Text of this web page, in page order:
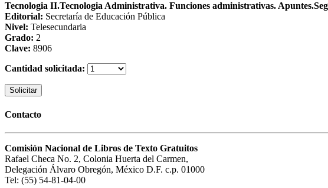
Tecnologia II.Tecnologia Administrativa. Funciones administrativas.
Editorial: Secretaría de Educación Pública
Nivel: Telesecundaria
Grado: 2
Clave: 8906
Cantidad solicitada:
Solicitar
Contacto
Comisión Nacional de Libros de Texto Gratuitos
Rafael Checa No. 2, Colonia Huerta del Carmen,
Delegación Álvaro Obregón, México D.F. c.p. 01000
Tel: (55) 54-81-04-00